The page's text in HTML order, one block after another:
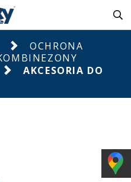
OCHRONA
AKCESORIA DO